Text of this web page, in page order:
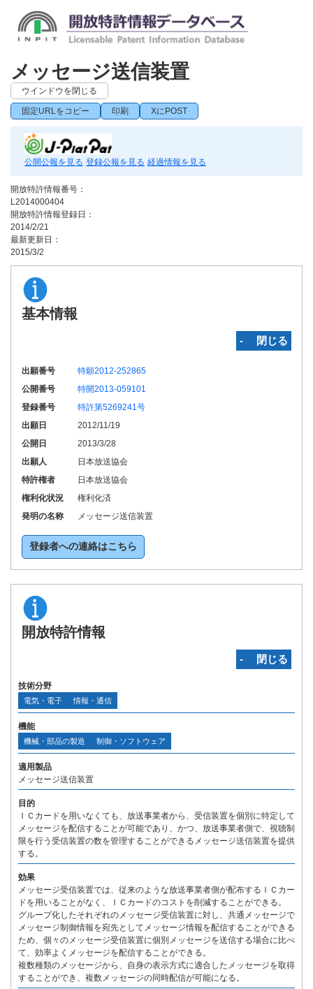
メッセージ送信装置
ウインドウを閉じる
固定URLをコピー 印刷 XにPOST
公開公報を見る 登録公報を見る 経過情報を見る
開放特許情報番号：
L2014000404
開放特許情報登録日：
2014/2/21
最新更新日：
2015/3/2
基本情報
‐ 閉じる
出願番号
特願2012-252865
公開番号
特開2013-059101
登録番号
特許第5269241号
出願日
2012/11/19
公開日
2013/3/28
出願人
日本放送協会
特許権者
日本放送協会
権利化状況
権利化済
発明の名称
メッセージ送信装置
登録者への連絡はこちら
開放特許情報
‐ 閉じる
技術分野
電気・電子 情報・通信
機能
機械・部品の製造 制御・ソフトウェア
適用製品
メッセージ送信装置
目的
ＩＣカードを用いなくても、放送事業者から、受信装置を個別に特定して
メッセージを配信することが可能であり、かつ、放送事業者側で、視聴制
限を行う受信装置の数を管理することができるメッセージ送信装置を提供
する。
効果
メッセージ受信装置では、従来のような放送事業者側が配布するＩＣカー
ドを用いることがなく、ＩＣカードのコストを削減することができる。
グループ化したそれぞれのメッセージ受信装置に対し、共通メッセージで
メッセージ制御情報を宛先としてメッセージ情報を配信することができる
ため、個々のメッセージ受信装置に個別メッセージを送信する場合に比べ
て、効率よくメッセージを配信することができる。
複数種類のメッセージから、自身の表示方式に適合したメッセージを取得
することができ、複数メッセージの同時配信が可能になる。